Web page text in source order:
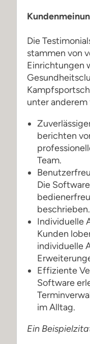
Die
stammen von
Einrichtungen
unter
berichten
Team.
Die
beschrieben.
Individuelle
Kunden
individuelle
Effiziente
Software
im Alltag.
Ein